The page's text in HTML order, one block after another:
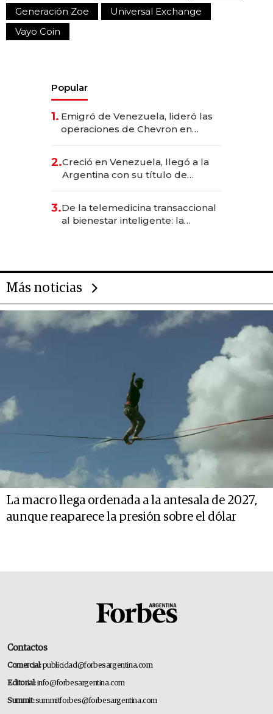
Generación Zoe
Universal Exchange
Vayo Coin
Popular
1. Emigró de Venezuela, lideró las
operaciones de Chevron en
2.Creció en Venezuela, llegó a la
Argentina con su título de
las marcas "fast premium"
3.De la telemedicina transaccional
al bienestar inteligente: la
Más noticias
La macro llega ordenada a la antesala de 2027,
aunque reaparece la presión sobre el dólar
Contactos
Comercial:publicidad@forbesargentina.com
Editorial:info@forbesargentina.com
Summit:summitforbes@forbesargentina.com